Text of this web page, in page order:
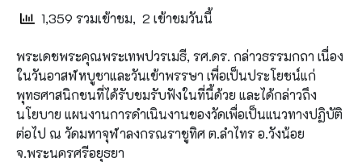
1,359 รวมเข้าชม, 2 เข้าชมวันนี้
พระเดชพระคุณพระเทพปวรเมธี, รศ.ดร. กล่าวธรรมกถา เนื่อง
ในวันอาสฬหบูชาและวันเข้าพรรษา เพื่อเป็นประโยชน์แก่
พุทธศาสนิกชนที่ได้รับชมรับฟังในที่นี้ด้วย และได้กล่าวถึง
นโยบาย แผนงานการดำเนินงานของวัดเพื่อเป็นแนวทางปฏิบัติ
ต่อไป ณ วัดมหาจุฬาลงกรณราชูทิศ ต.ลำไทร อ.วังน้อย
จ.พระนครศรีอยุธยา